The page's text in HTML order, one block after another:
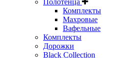
Комплекты
Махровые
Вафельные
Комплекты
Дорожки
Black Collection